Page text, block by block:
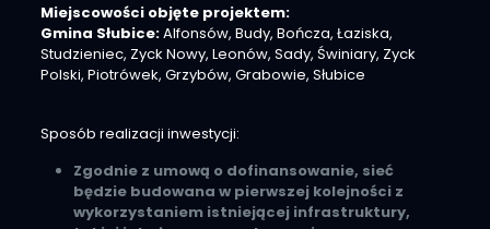
Miejscowości objęte projektem:
Gmina Słubice:Alfonsów, Budy, Bończa, Łaziska,
Studzieniec, Zyck Nowy, Leonów, Sady, Świniary, Zyck
Polski, Piotrówek, Grzybów, Grabowie, Słubice
Sposób realizacji inwestycji:
Zgodnie z umową o dofinansowanie, sieć
będzie budowana w pierwszej kolejności z
wykorzystaniem istniejącej infrastruktury,